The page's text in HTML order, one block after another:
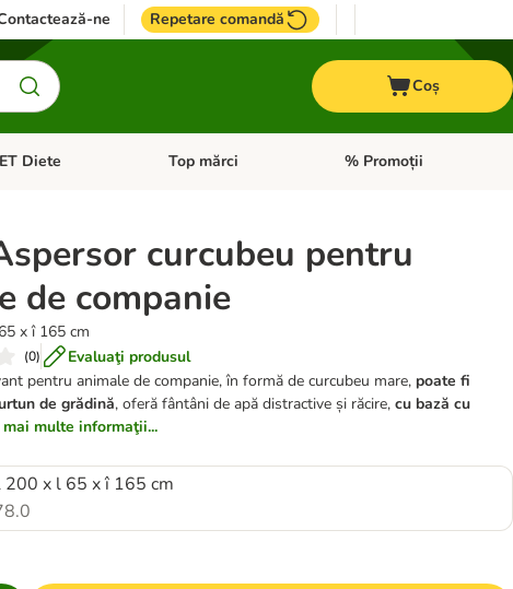
ne Repetare comandă
Coș
Pești
meniul cu categorii: Cai
Diete Deschideți meniul cu categorii: + VET Diete
Top mărci Deschideți meniul cu
% Promoții
curcubeu pentru
de companie
x î 165 cm
(0)
Evaluaţi produsul
pentru animale de companie, în formă de curcubeu mare, poate fi
de grădină, oferă fântâni de apă distractive și răcire,cu bază cu
multe informaţii...
200 x l 65 x î 165 cm